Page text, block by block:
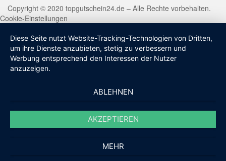
Copyright © 2020 topgutschein24.de – Alle Rechte vorbehalten.
Cookie-Einstellungen
Diese Seite nutzt Website-Tracking-Technologien von Dritten,
um ihre Dienste anzubieten, stetig zu verbessern und
Werbung entsprechend den Interessen der Nutzer
anzuzeigen.
ABLEHNEN
AKZEPTIEREN
MEHR